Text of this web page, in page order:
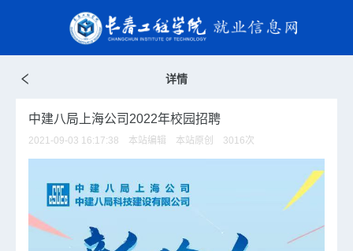
详情
中建八局上海公司2022年校园招聘
2021-09-03 16:17:38 本站编辑 本站原创 3016次